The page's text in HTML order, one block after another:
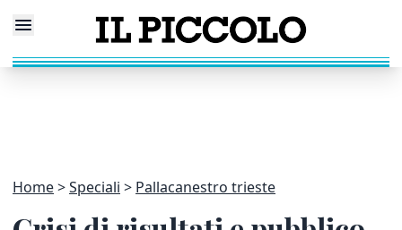
Home Speciali Pallacanestro trieste